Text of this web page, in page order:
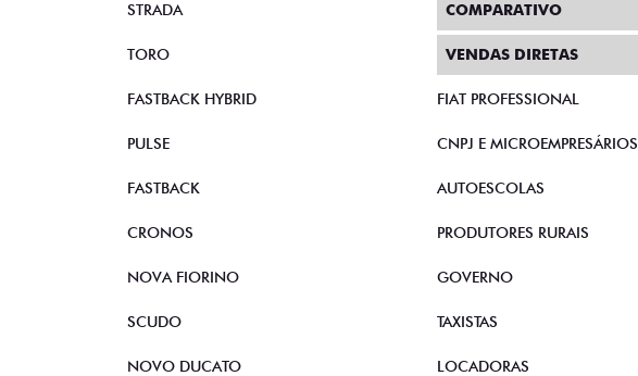
STRADA
TORO
FASTBACK HYBRID
PULSE
FASTBACK
CRONOS
NOVA FIORINO
SCUDO
NOVO DUCATO
COMPARATIVO
VENDAS DIRETAS
FIAT PROFESSIONAL
CNPJ E MICROEMPRESÁRIOS
AUTOESCOLAS
PRODUTORES RURAIS
GOVERNO
TAXISTAS
LOCADORAS